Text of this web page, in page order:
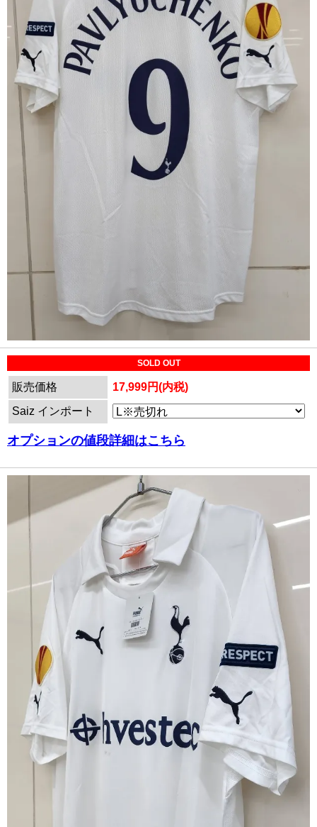
SOLD OUT
販売価格
17,999円(内税)
Saiz インポート
オプションの値段詳細はこちら